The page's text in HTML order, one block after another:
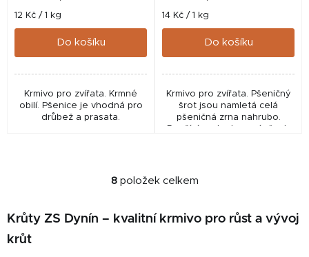
Měrná
cena:
12 Kč / 1 kg
Do košíku
Krmivo pro zvířata. Krmné
obilí. Pšenice je vhodná pro
drůbež a prasata.
Měrná
cena:
14 Kč / 1 kg
Do košíku
Krmivo pro zvířata. Pšeničný
šrot jsou namletá celá
pšeničná zrna nahrubo.
Používá se ke krmení všech
O
l
8položek celkem
Krůty ZS Dynín – kvalitní krmivo pro růst a vývoj
krůt